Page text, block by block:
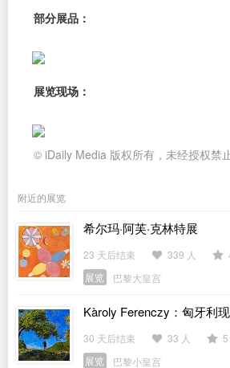
部分展品：
展览现场：
© iDaily Media 版权所有，未经授权禁止
附近的展览
希尔玛·阿芙·克林特展
23 天后结束 339 人
展览
巴黎大皇宫
Kàroly Ferenczy：匈牙利
30 天后结束 33 人
5
展览
巴黎小皇宫